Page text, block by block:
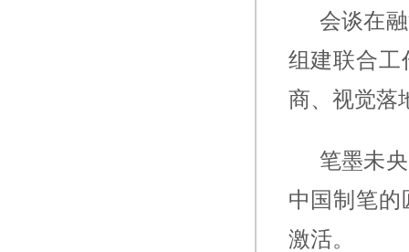
会谈在
组建联合工
商、视觉落
笔墨未
中国制笔
激活。